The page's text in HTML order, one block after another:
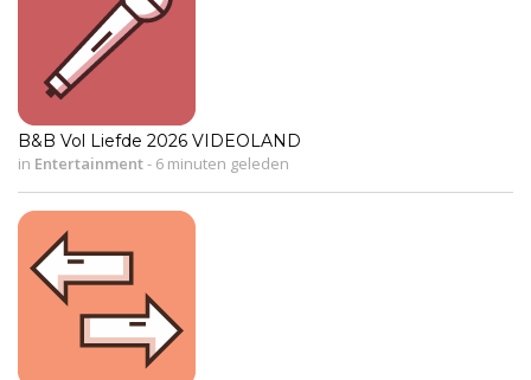
B&B Vol Liefde 2026 VIDEOLAND
in Entertainment- 6 minuten geleden